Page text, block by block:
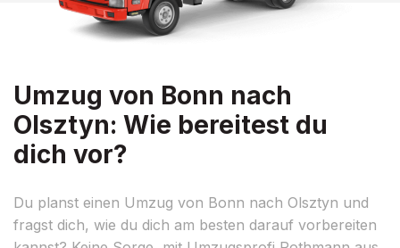
Umzug von Bonn nach
Olsztyn: Wie bereitest du
dich vor?
Du planst einen Umzug von Bonn nach Olsztyn und
fragst dich, wie du dich am besten darauf vorbereiten